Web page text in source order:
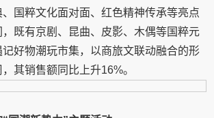
国粹文化面对面、红色精神传承等亮点
既有京剧、昆曲、皮影、木偶等国粹元
好物潮玩市集，以商旅文联动融合的形
其销售额同比上升16%。